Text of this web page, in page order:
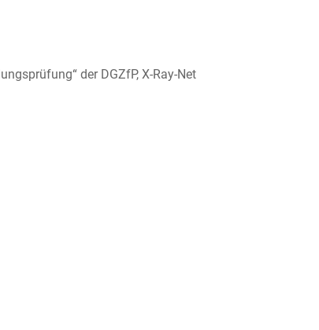
der DGZfP, X-Ray-Net